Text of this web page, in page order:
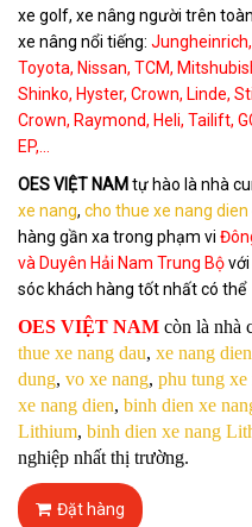
xe golf, xe nâng người trên
xe nâng nổi tiếng: Jungheinrich,
Toyota, Nissan, TCM,
Shinko, Hyster, Crown, Linde,
Crown, Raymond, Heli, Tailift,
EP,...
OES VIỆT NAM tự hào là nhà
xe nang, cho thue xe nang dien
hàng gần xa trong phạm vi
và Duyên Hải Nam Trung Bộ
sóc khách hàng tốt nhất có thể
OES VIỆT NAM còn là nhà
thue xe nang dau, xe nang
dung, vo xe nang, phu tung xe
xe nang dien, binh dien xe
Lithium, binh dien xe nang
nghiệp nhất thị trường.
Đặt hàng